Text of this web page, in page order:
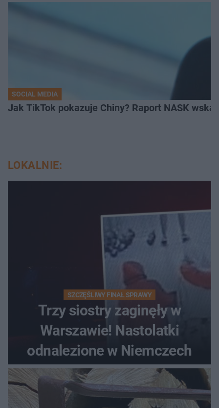
SOCIAL MEDIA
Jak TikTok pokazuje Chiny? Raport NASK
LOKALNIE:
SZCZĘŚLIWY FINAŁ SPRAWY
Trzy siostry zaginęły w
Warszawie! Nastolatki
odnalezione w Niemczech